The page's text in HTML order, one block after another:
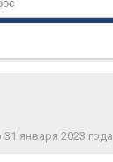
января 2023 года